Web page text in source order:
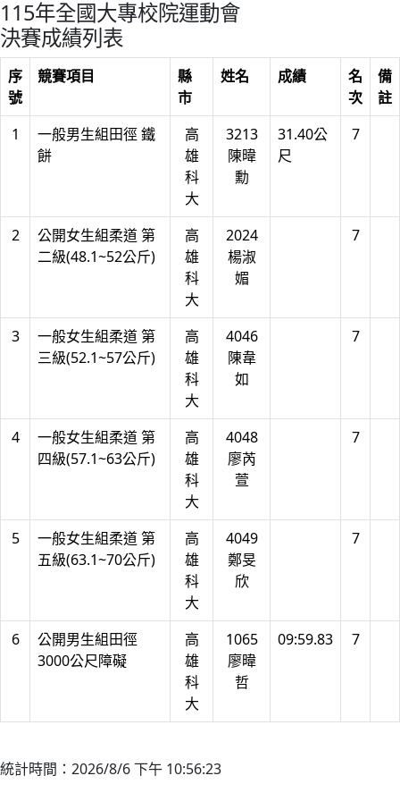
115年全國大專校院運動會
決賽成績列表
序
號
競賽項目
縣
市
姓名 成績
名
次
備
註
1
一般男生組田徑 鐵
餅
高
雄
科
大
3213
陳暐
勳
31.40公
尺
7
2
公開女生組柔道 第
二級(48.1~52公斤)
高
雄
科
大
2024
楊淑
媚
7
3
一般女生組柔道 第
三級(52.1~57公斤)
高
雄
科
大
4046
陳韋
如
7
4
一般女生組柔道 第
四級(57.1~63公斤)
高
雄
科
大
4048
廖芮
萱
7
5
一般女生組柔道 第
五級(63.1~70公斤)
高
雄
科
大
4049
鄭旻
欣
7
6
公開男生組田徑
3000公尺障礙
高
雄
科
大
1065
廖暐
哲
09:59.83 7
統計時間：2026/8/6 下午 10:56:23